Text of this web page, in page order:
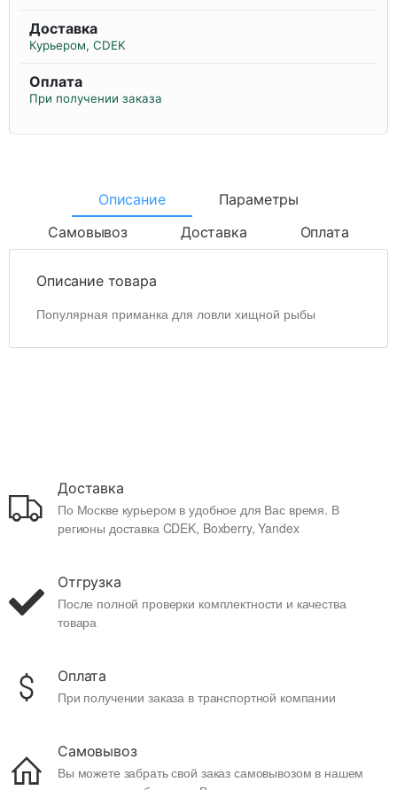
Доставка
Курьером, CDEK
Оплата
При получении заказа
Описание
Параметры
Самовывоз
Доставка Оплата
Описание товара
Популярная приманка для ловли хищной рыбы
Доставка
По Москве курьером в удобное для Вас время. В
регионы доставка CDEK, Boxberry, Yandex
Отгрузка
После полной проверки комплектности и качества
товара
Оплата
При получении заказа в транспортной компании
Самовывоз
Вы можете забрать свой заказ самовывозом в нашем